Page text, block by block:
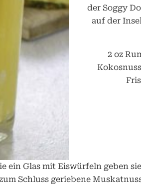
der Soggy
auf der
2 oz
ein Glas mit Eiswürfeln geben
Schluss geriebene